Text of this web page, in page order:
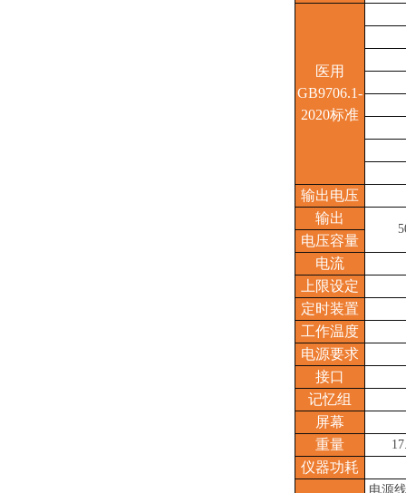
医用
GB9706.1-
2020标准
输出电压
输出
电压容量
电流
上限设定
定时装置
工作温度
电源要求
接口
记忆组
屏幕
重量
仪器功耗
电源线